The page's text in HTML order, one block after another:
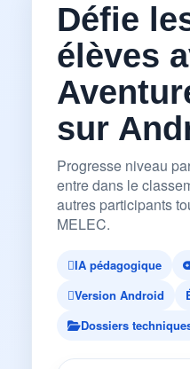
Défie
élèves
sur
Progresse niveau
entre dans le
autres participants
MELEC.
IA pédagogique
Version Android
Dossiers